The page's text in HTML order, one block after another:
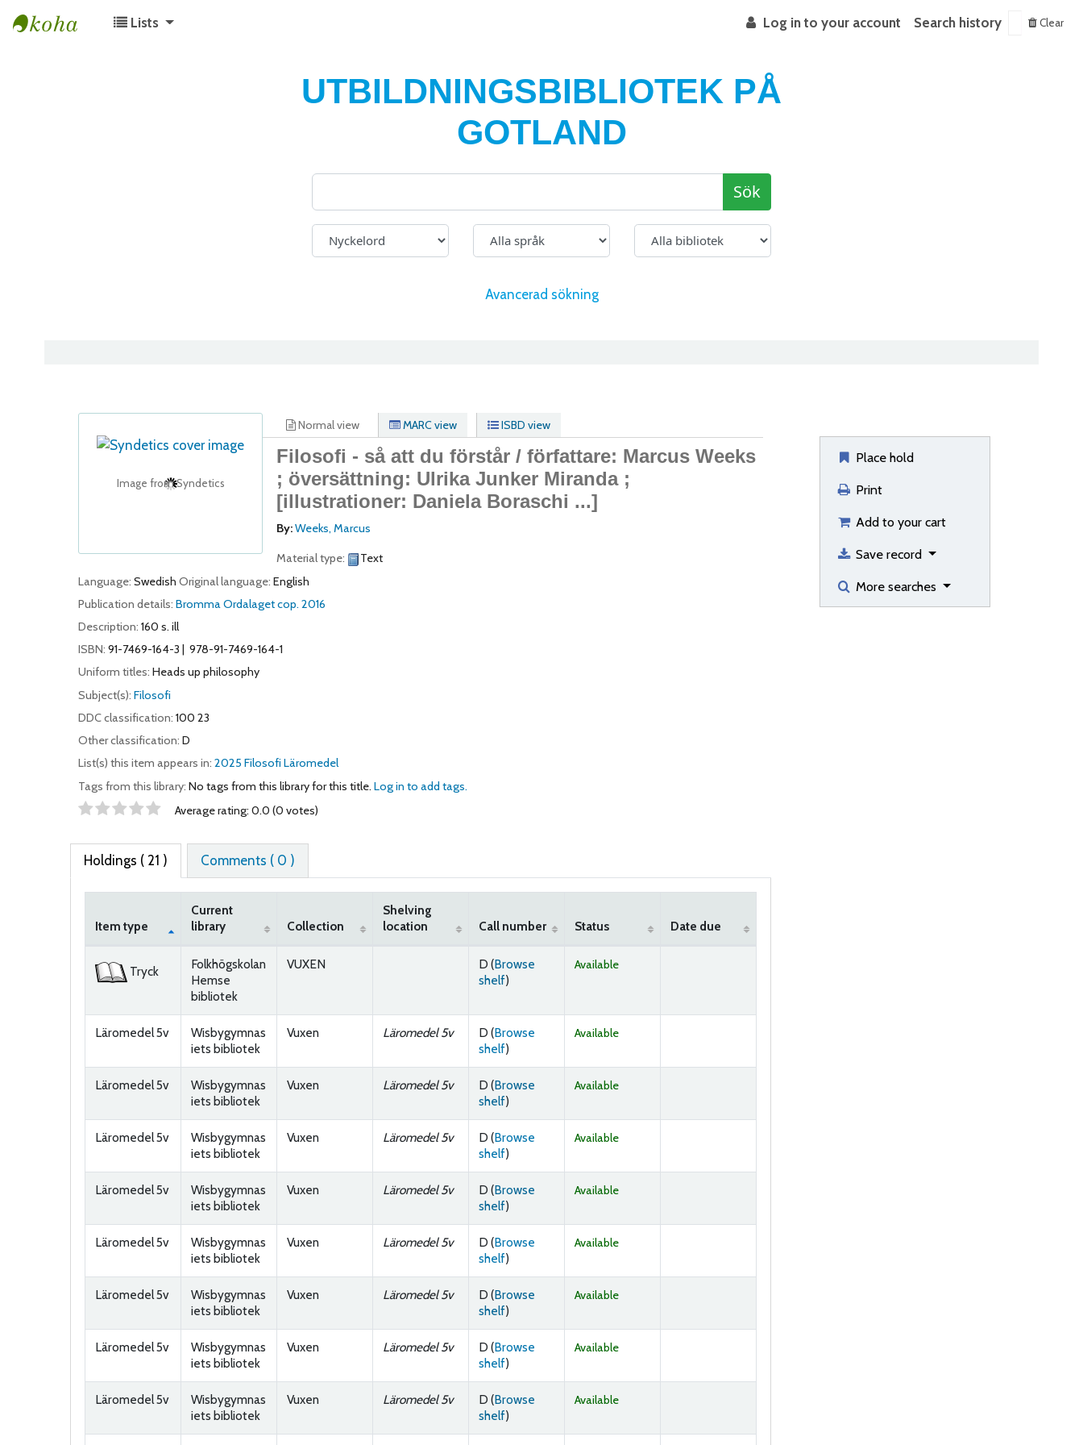
Lists Log in to your account Search history Clear
UTBILDNINGSBIBLIOTEK PÅ
GOTLAND
Sök
Avancerad sökning
Image from Syndetics
Normal view MARC view ISBD view
Filosofi - så att du förstår / författare: Marcus Weeks
; översättning: Ulrika Junker Miranda ;
[illustrationer: Daniela Boraschi ...]
By:Weeks, Marcus
Material type:
Text
Language: Swedish Original language: English
Publication details: BrommaOrdalagetcop. 2016
Description: 160 s. ill
ISBN: 91-7469-164-3
978-91-7469-164-1
Uniform titles: Heads up philosophy
Subject(s): Filosofi
DDC classification: 100 23
Other classification: D
List(s) this item appears in: 2025 Filosofi Läromedel
Tags from this library: No tags from this library for this title. Log in to add tags.
Star ratings Average rating: 0.0 (0 votes)
Holdings ( 21 ) Comments ( 0 )
Item type
Current
library
Collection
Shelving
location
Call number Status Date due
Tryck
Folkhögskolan
Hemse
bibliotek
VUXEN D (Browse
shelf(Opens below)
)
Available
Läromedel 5v
Wisbygymnas
iets bibliotek
Vuxen Läromedel 5v D (Browse
shelf(Opens below)
)
Available
Läromedel 5v
Wisbygymnas
iets bibliotek
Vuxen Läromedel 5v D (Browse
shelf(Opens below)
)
Available
Läromedel 5v
Wisbygymnas
iets bibliotek
Vuxen Läromedel 5v D (Browse
shelf(Opens below)
)
Available
Läromedel 5v
Wisbygymnas
iets bibliotek
Vuxen Läromedel 5v D (Browse
shelf(Opens below)
)
Available
Läromedel 5v
Wisbygymnas
iets bibliotek
Vuxen Läromedel 5v D (Browse
shelf(Opens below)
)
Available
Läromedel 5v
Wisbygymnas
iets bibliotek
Vuxen Läromedel 5v D (Browse
shelf(Opens below)
)
Available
Läromedel 5v
Wisbygymnas
iets bibliotek
Vuxen Läromedel 5v D (Browse
shelf(Opens below)
)
Available
Läromedel 5v
Wisbygymnas
iets bibliotek
Vuxen Läromedel 5v D (Browse
shelf(Opens below)
)
Available
Place hold
Print
Add to your cart
Save record
More searches